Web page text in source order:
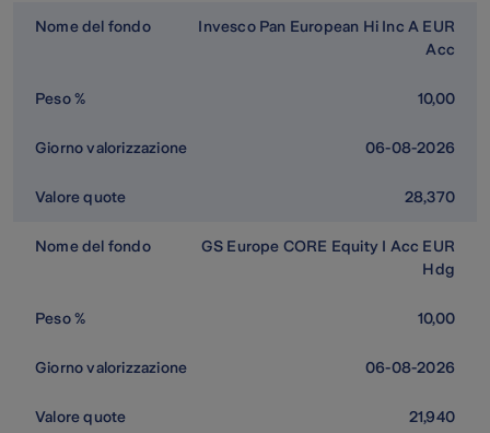
Invesco Pan European Hi Inc A EUR
Acc
10,00
06-08-2026
28,370
GS Europe CORE Equity I Acc EUR
Hdg
10,00
06-08-2026
21,940